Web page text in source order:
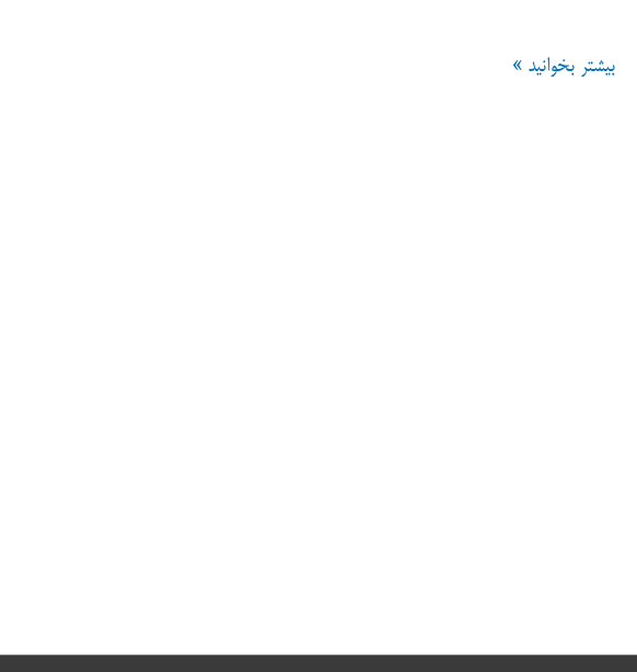
کارگردان
بیشتر بخوانید »